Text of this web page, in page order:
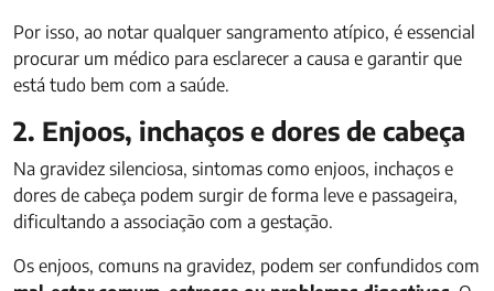
Por isso, ao notar qualquer sangramento atípico, é essencial
procurar um médico para esclarecer a causa e garantir que
está tudo bem com a saúde.
2. Enjoos, inchaços e dores de cabeça
Na gravidez silenciosa, sintomas como enjoos, inchaços e
dores de cabeça podem surgir de forma leve e passageira,
dificultando a associação com a gestação.
Os enjoos, comuns na gravidez, podem ser confundidos com